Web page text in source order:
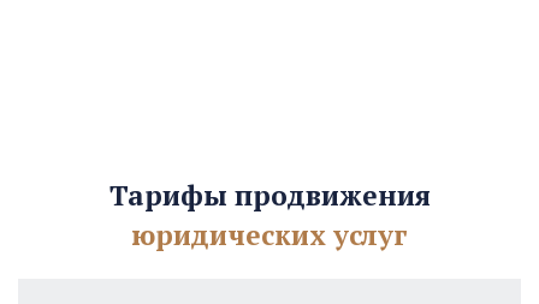
Тарифы продвижения
юридических услуг